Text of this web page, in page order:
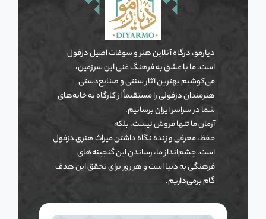
دیارمو، درگاه آنلاین هنر و سوغات اصیل دزفول
است. ما با عشق به فرهنگ غنی این سرزمین،
می‌کوشیم بهترین آثار سنتی و صنایع‌دستی
هنرمندان دزفولی را مستقیماً از کارگاه به خانه‌های
شما در سراسر ایران برسانیم.
آرمان ما تنها فروش نیست، بلکه
حفظ، معرفی و زنده نگاه داشتن میراث هنری دزفول
است. چشم‌انداز ما، رساندن این گنجینه‌های
فرهنگی به دنیا است و هر روز برای تحقق این هدف
گام برمی‌داریم.